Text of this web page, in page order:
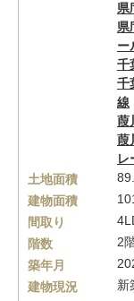
県
県
ー
千
千
線
葭
葭
レ
土地面積
建物面積
間取り
階数
2
築年月
建物現況
新